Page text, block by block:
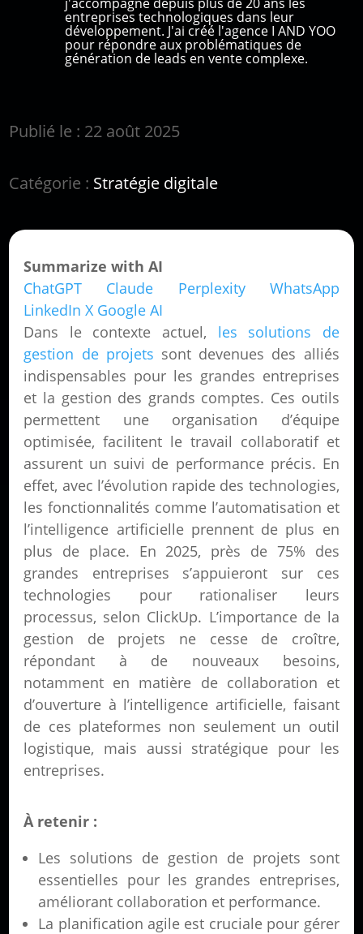
entreprises technologiques dans leur
développement. J'ai créé l'agence I AND YOO
pour répondre aux problématiques de
génération de leads en vente complexe.
Publié le : 22 août 2025
Catégorie : Stratégie digitale
Summarize with AI
ChatGPT
Claude Perplexity
WhatsApp
LinkedIn X Google AI
Dans le contexte actuel, les solutions de
gestion de projets sont devenues des alliés
indispensables pour les grandes entreprises
et la gestion des grands comptes. Ces outils
permettent une organisation d’équipe
optimisée, facilitent le travail collaboratif et
assurent un suivi de performance précis. En
effet, avec l’évolution rapide des technologies,
les fonctionnalités comme l’automatisation et
l’intelligence artificielle prennent de plus en
plus de place. En 2025, près de 75% des
grandes entreprises s’appuieront sur ces
technologies pour rationaliser leurs
processus, selon ClickUp. L’importance de la
gestion de projets ne cesse de croître,
répondant à de nouveaux besoins,
notamment en matière de collaboration et
d’ouverture à l’intelligence artificielle, faisant
de ces plateformes non seulement un outil
logistique, mais aussi stratégique pour les
entreprises.
À retenir :
Les solutions de gestion de projets sont
essentielles pour les grandes entreprises,
améliorant collaboration et performance.
La planification agile est cruciale pour gérer